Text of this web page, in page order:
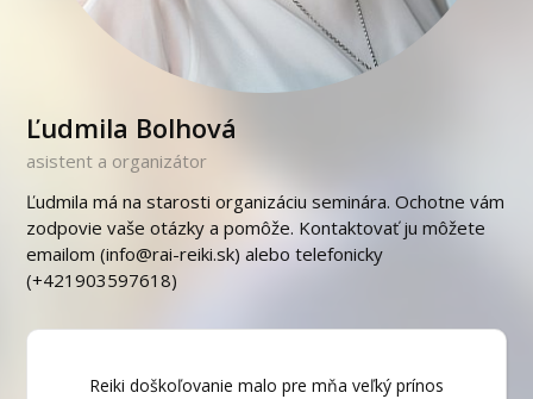
Ľudmila Bolhová
asistent a organizátor
Ľudmila má na starosti organizáciu seminára. Ochotne vám
zodpovie vaše otázky a pomôže. Kontaktovať ju môžete
emailom (info@rai-reiki.sk) alebo telefonicky
(+421903597618)
Reiki doškoľovanie malo pre mňa veľký prínos